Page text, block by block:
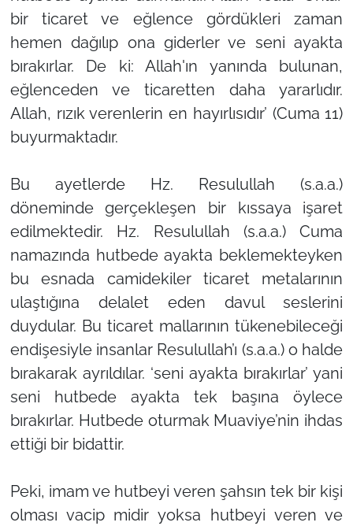
bir ticaret ve eğlence gördükleri zaman
hemen dağılıp ona giderler ve seni ayakta
bırakırlar. De ki: Allah'ın yanında bulunan,
eğlenceden ve ticaretten daha yararlıdır.
Allah, rızık verenlerin en hayırlısıdır’ (Cuma 11)
buyurmaktadır.
Bu ayetlerde Hz. Resulullah (s.a.a.)
döneminde gerçekleşen bir kıssaya işaret
edilmektedir. Hz. Resulullah (s.a.a.) Cuma
namazında hutbede ayakta beklemekteyken
bu esnada camidekiler ticaret metalarının
ulaştığına delalet eden davul seslerini
duydular. Bu ticaret mallarının tükenebileceği
endişesiyle insanlar Resulullah’ı (s.a.a.) o halde
bırakarak ayrıldılar. ‘seni ayakta bırakırlar’ yani
seni hutbede ayakta tek başına öylece
bırakırlar. Hutbede oturmak Muaviye’nin ihdas
ettiği bir bidattir.
Peki, imam ve hutbeyi veren şahsın tek bir kişi
olması vacip midir yoksa hutbeyi veren ve